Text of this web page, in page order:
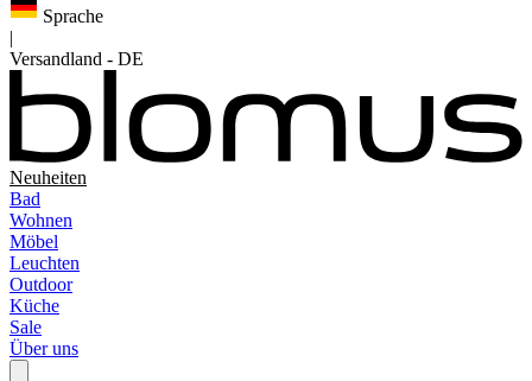
Sprache
|
Versandland - DE
Neuheiten
Bad
Wohnen
Möbel
Leuchten
Outdoor
Küche
Sale
Über uns